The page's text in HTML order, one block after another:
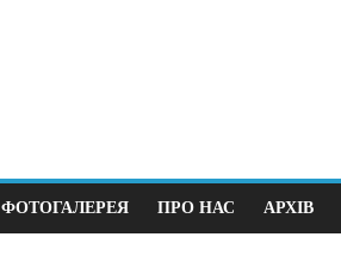
ФОТОГАЛЕРЕЯ ПРО НАС АРХІВ